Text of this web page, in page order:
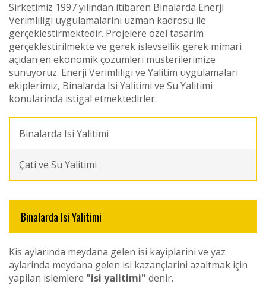
Sirketimiz 1997 yilindan itibaren Binalarda Enerji
Verimliligi uygulamalarini uzman kadrosu ile
gerçeklestirmektedir. Projelere özel tasarim
gerçeklestirilmekte ve gerek islevsellik gerek mimari
açidan en ekonomik çözümleri müsterilerimize
sunuyoruz. Enerji Verimliligi ve Yalitim uygulamalari
ekiplerimiz, Binalarda Isi Yalitimi ve Su Yalitimi
konularinda istigal etmektedirler.
Binalarda Isi Yalitimi
Çati ve Su Yalitimi
Binalarda Isi Yalitimi
Kis aylarinda meydana gelen isi kayiplarini ve yaz
aylarinda meydana gelen isi kazançlarini azaltmak için
yapilan islemlere "isi yalitimi" denir.